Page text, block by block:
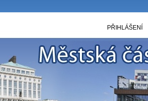
PŘIHLÁŠENÍ